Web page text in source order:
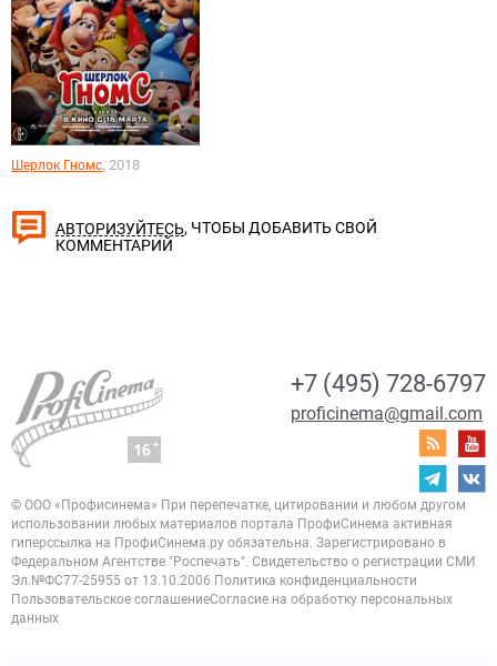
Шерлок Гномс, 2018
АВТОРИЗУЙТЕСЬ, ЧТОБЫ ДОБАВИТЬ СВОЙ
КОММЕНТАРИЙ
+7 (495) 728-6797
proficinema@gmail.com
© ООО «Профисинема» При перепечатке, цитировании и любом другом
использовании любых материалов портала ПрофиСинема активная
гиперссылка на ПрофиСинема.ру обязательна. Зарегистрировано в
Федеральном Агентстве "Роспечать". Свидетельство о регистрации СМИ
Эл.№ФС77-25955 от 13.10.2006 Политика конфиденциальности
Пользовательское соглашениеСогласие на обработку персональных
данных